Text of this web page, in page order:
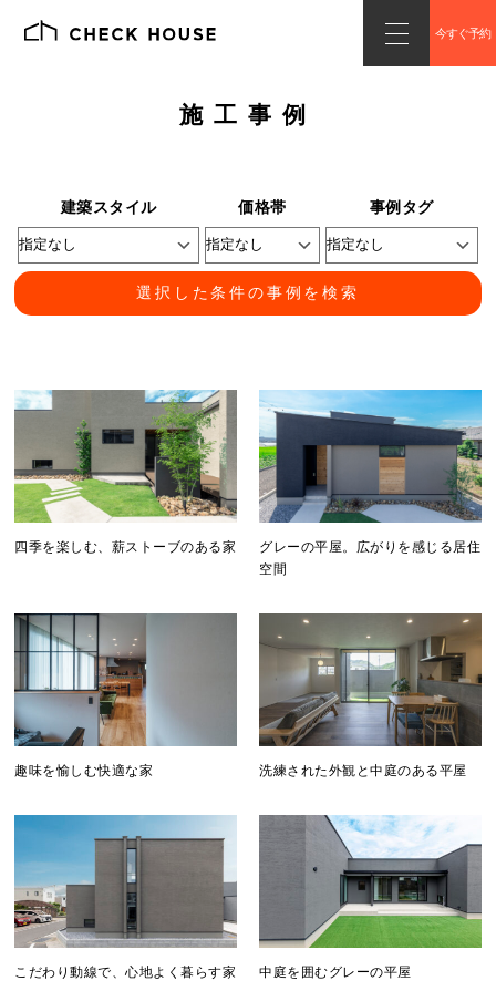
今すぐ予約
施工事例
建築スタイル 価格帯 事例タグ
選択した条件の事例を検索
四季を楽しむ、薪ストーブのある家
グレーの平屋。広がりを感じる居住
空間
趣味を愉しむ快適な家 洗練された外観と中庭のある平屋
こだわり動線で、心地よく暮らす家 中庭を囲むグレーの平屋